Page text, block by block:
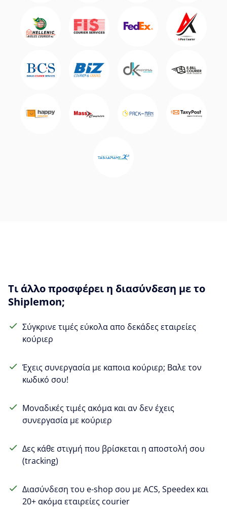
Τι άλλο προσφέρει η διασύνδεση με το
Shiplemon;
Σύγκρινε τιμές εύκολα απο δεκάδες εταιρείες
κούριερ
Έχεις συνεργασία με καποια κούριερ; Βαλε τον
κωδικό σου!
Μοναδικές τιμές ακόμα και αν δεν έχεις
συνεργασία με κούριερ
Δες κάθε στιγμή που βρίσκεται η αποστολή σου
(tracking)
Διασύνδεση του e-shop σου με ACS, Speedex και
20+ ακόμα εταιρείες courier